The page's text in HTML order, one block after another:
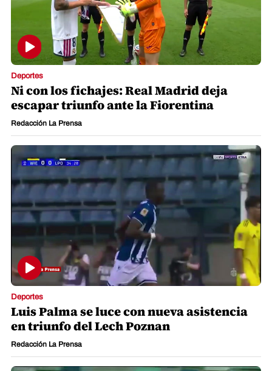
Deportes
Ni con los fichajes: Real Madrid deja
escapar triunfo ante la Fiorentina
Redacción La Prensa
Deportes
Luis Palma se luce con nueva asistencia
en triunfo del Lech Poznan
Redacción La Prensa